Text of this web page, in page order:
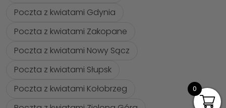
Poczta z kwiatami Gdynia
Poczta z kwiatami Zakopane
Poczta z kwiatami Nowy Sącz
Poczta z kwiatami Słupsk
Poczta z kwiatami Kołobrzeg
0